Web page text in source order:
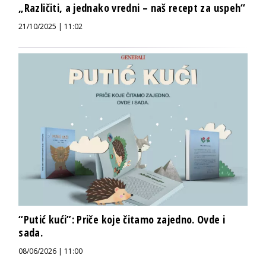
„Različiti, a jednako vredni – naš recept za uspeh“
21/10/2025 | 11:02
“Putić kući”: Priče koje čitamo zajedno. Ovde i
sada.
08/06/2026 | 11:00